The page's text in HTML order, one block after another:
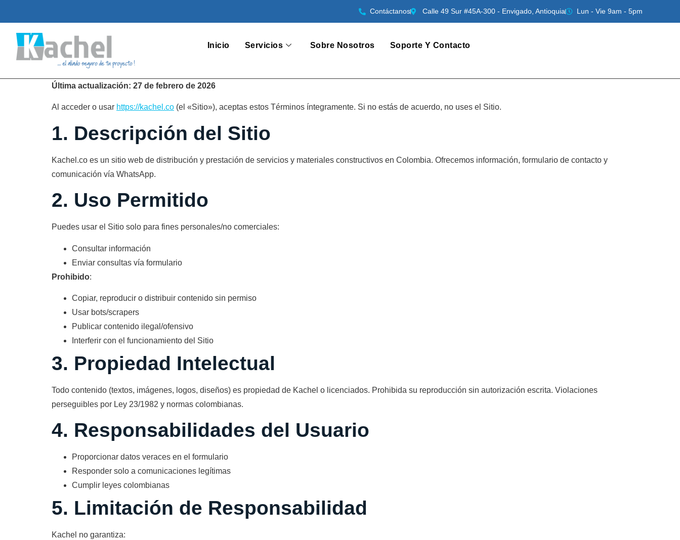
Contáctanos Calle 49 Sur #45A-300 - Envigado, Antioquia Lun - Vie 9am - 5pm
Inicio Servicios Sobre Nosotros Soporte Y Contacto
Última actualización: 27 de febrero de 2026
Al acceder o usar https://kachel.co (el «Sitio»), aceptas estos Términos íntegramente. Si no estás de acuerdo, no uses el Sitio.
1. Descripción del Sitio
Kachel.co es un sitio web de distribución y prestación de servicios y materiales constructivos en Colombia. Ofrecemos información, formulario de contacto y
comunicación vía WhatsApp.
2. Uso Permitido
Puedes usar el Sitio solo para fines personales/no comerciales:
Consultar información
Enviar consultas vía formulario
Prohibido:
Copiar, reproducir o distribuir contenido sin permiso
Usar bots/scrapers
Publicar contenido ilegal/ofensivo
Interferir con el funcionamiento del Sitio
3. Propiedad Intelectual
Todo contenido (textos, imágenes, logos, diseños) es propiedad de Kachel o licenciados. Prohibida su reproducción sin autorización escrita. Violaciones
perseguibles por Ley 23/1982 y normas colombianas.
4. Responsabilidades del Usuario
Proporcionar datos veraces en el formulario
Responder solo a comunicaciones legítimas
Cumplir leyes colombianas
5. Limitación de Responsabilidad
Kachel no garantiza: